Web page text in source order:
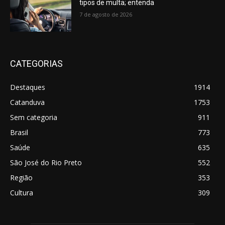
tipos de multa; entenda
7 de agosto de 2026
CATEGORIAS
Destaques
1914
Catanduva
1753
Sem categoria
911
Brasil
773
Saúde
635
São José do Rio Preto
552
Região
353
Cultura
309